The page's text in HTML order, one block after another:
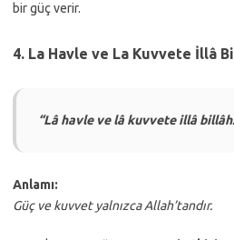
bir güç verir.
4. La Havle ve La Kuvvete İllâ
“Lâ havle ve lâ kuvvete illâ
Anlamı:
Güç ve kuvvet yalnızca Allah’tandır.